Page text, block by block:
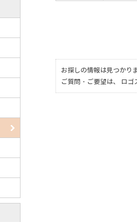
お探しの情報は見つかり
ご質問・ご要望は、 ロ